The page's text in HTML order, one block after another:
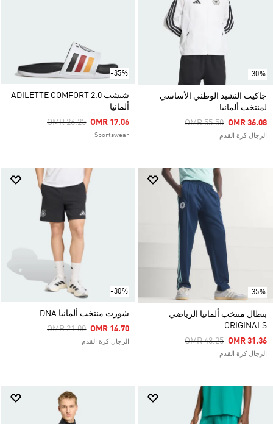
-30%
جاكيت النشيد الوطني الأساسي
لمنتخب ألمانيا
Price Reduced From
OMR 55.50ToOMR 36.08
الرجال كرة القدم
-35%
شبشب ADILETTE COMFORT 2.0
ألمانيا
Price Reduced From
OMR 26.25ToOMR 17.06
Sportswear
-35%
بنطال منتخب ألمانيا الرياضي
ORIGINALS
Price Reduced From
OMR 48.25ToOMR 31.36
الرجال كرة القدم
-30%
شورت منتخب ألمانيا DNA
Price Reduced From
OMR 21.00ToOMR 14.70
الرجال كرة القدم